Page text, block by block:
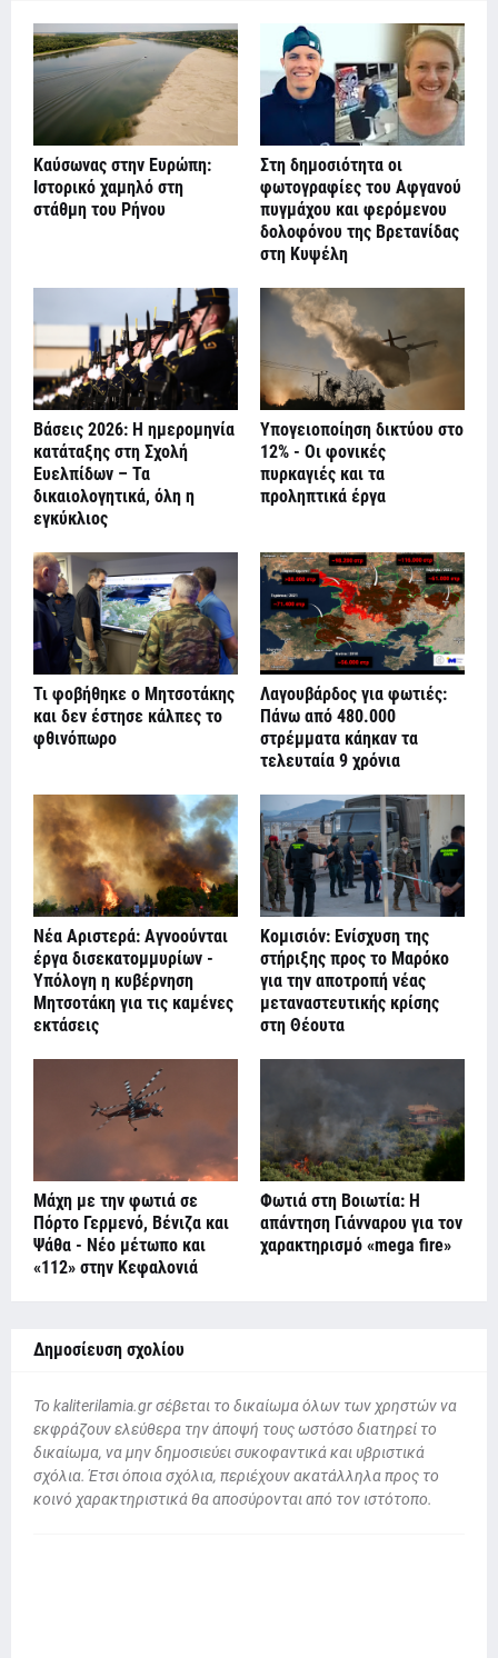
Καύσωνας στην Ευρώπη:
Ιστορικό χαμηλό στη
στάθμη του Ρήνου
Στη δημοσιότητα οι
φωτογραφίες του Αφγανού
πυγμάχου και φερόμενου
δολοφόνου της Βρετανίδας
στη Κυψέλη
Βάσεις 2026: Η ημερομηνία
κατάταξης στη Σχολή
Ευελπίδων – Τα
δικαιολογητικά, όλη η
εγκύκλιος
Υπογειοποίηση δικτύου στο
12% - Οι φονικές
πυρκαγιές και τα
προληπτικά έργα
Τι φοβήθηκε ο Μητσοτάκης
και δεν έστησε κάλπες το
φθινόπωρο
Λαγουβάρδος για φωτιές:
Πάνω από 480.000
στρέμματα κάηκαν τα
τελευταία 9 χρόνια
Νέα Αριστερά: Αγνοούνται
έργα δισεκατομμυρίων -
Υπόλογη η κυβέρνηση
Μητσοτάκη για τις καμένες
εκτάσεις
Κομισιόν: Ενίσχυση της
στήριξης προς το Μαρόκο
για την αποτροπή νέας
μεταναστευτικής κρίσης
στη Θέουτα
Μάχη με την φωτιά σε
Πόρτο Γερμενό, Βένιζα και
Ψάθα - Νέο μέτωπο και
«112» στην Κεφαλονιά
Φωτιά στη Βοιωτία: Η
απάντηση Γιάνναρου για τον
χαρακτηρισμό «mega fire»
Δημοσίευση σχολίου
To kaliterilamia.gr σέβεται το δικαίωμα όλων των χρηστών να
εκφράζουν ελεύθερα την άποψή τους ωστόσο διατηρεί το
δικαίωμα, να μην δημοσιεύει συκοφαντικά και υβριστικά
σχόλια. Έτσι όποια σχόλια, περιέχουν ακατάλληλα προς το
κοινό χαρακτηριστικά θα αποσύρονται από τον ιστότοπο.